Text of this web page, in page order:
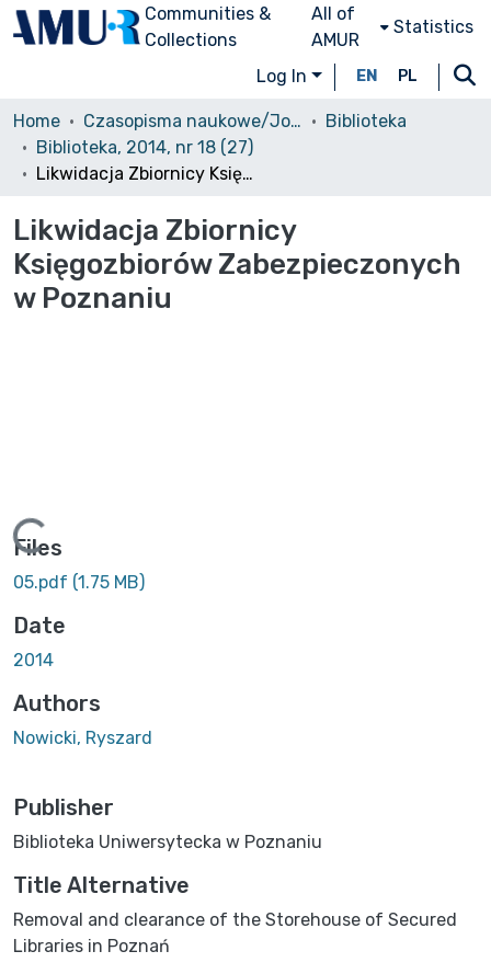
Communities &
Collections
All of
AMUR
Statistics
Log In EN PL
Home Czasopisma naukowe/Journals
Biblioteka
Biblioteka, 2014, nr 18 (27)
Likwidacja Zbiornicy Księgozbiorów Zabezpieczonych w Poznaniu
Likwidacja Zbiornicy
Księgozbiorów Zabezpieczonych
w Poznaniu
Files
05.pdf (1.75 MB)
Date
2014
Authors
Nowicki, Ryszard
Publisher
Biblioteka Uniwersytecka w Poznaniu
Title Alternative
Removal and clearance of the Storehouse of Secured
Libraries in Poznań